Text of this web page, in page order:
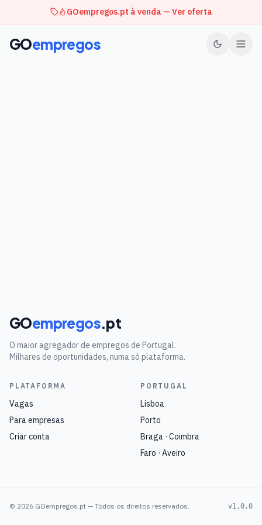
GOempregos.pt à venda — Ver oferta
GOempregos
GOempregos.pt
O maior agregador de empregos de Portugal.
Milhares de oportunidades, numa só plataforma.
PLATAFORMA
Vagas
Para empresas
Criar conta
PORTUGAL
Lisboa
Porto
Braga · Coimbra
Faro · Aveiro
© 2026 GOempregos.pt — Todos os direitos reservados. v1.0.0